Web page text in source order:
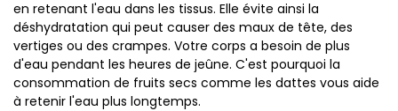
en retenant l'eau dans les tissus. Elle évite ainsi la
déshydratation qui peut causer des maux de tête, des
vertiges ou des crampes. Votre corps a besoin de plus
d'eau pendant les heures de jeûne. C'est pourquoi la
consommation de fruits secs comme les dattes vous aide
à retenir l'eau plus longtemps.